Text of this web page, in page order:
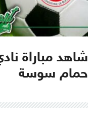
شاهد مباراة
حمام سوسة